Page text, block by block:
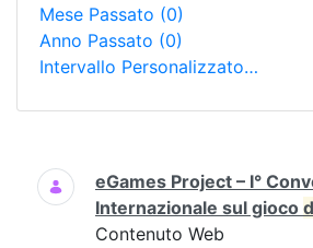
Mese Passato (0)
Anno Passato (0)
Intervallo Personalizzato…
Ricerca
eGames Project – I°
Internazionale sul gioco
Contenuto Web